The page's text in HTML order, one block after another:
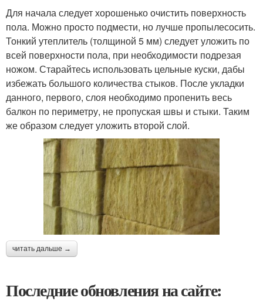
Для начала следует хорошенько очистить поверхность
пола. Можно просто подмести, но лучше пропылесосить.
Тонкий утеплитель (толщиной 5 мм) следует уложить по
всей поверхности пола, при необходимости подрезая
ножом. Старайтесь использовать цельные куски, дабы
избежать большого количества стыков. После укладки
данного, первого, слоя необходимо пропенить весь
балкон по периметру, не пропуская швы и стыки. Таким
же образом следует уложить второй слой.
читать дальше →
Последние обновления на сайте: